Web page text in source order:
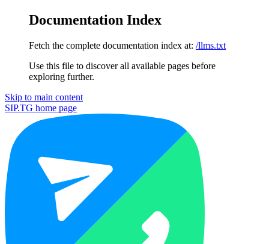
Documentation Index
Fetch the complete documentation index at: /llms.txt
Use this file to discover all available pages before
exploring further.
Skip to main content
SIP.TG home page